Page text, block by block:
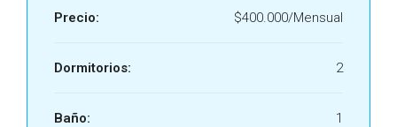
Precio: $400.000/Mensual
Dormitorios: 2
Baño: 1